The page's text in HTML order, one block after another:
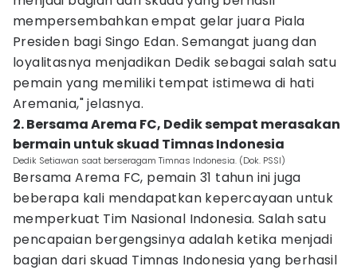
mempersembahkan empat gelar juara Piala
Presiden bagi Singo Edan. Semangat juang dan
loyalitasnya menjadikan Dedik sebagai salah satu
pemain yang memiliki tempat istimewa di hati
Aremania," jelasnya.
2. Bersama Arema FC, Dedik sempat merasakan
bermain untuk skuad Timnas Indonesia
Dedik Setiawan saat berseragam Timnas Indonesia. (Dok. PSSI)
Bersama Arema FC, pemain 31 tahun ini juga
beberapa kali mendapatkan kepercayaan untuk
memperkuat Tim Nasional Indonesia. Salah satu
pencapaian bergengsinya adalah ketika menjadi
bagian dari skuad Timnas Indonesia yang berhasil